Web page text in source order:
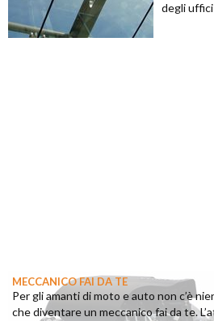
degli uffici
MECCANICO FAI DA TE
Per gli amanti di moto e auto non c’è
che diventare un meccanico fai da te.